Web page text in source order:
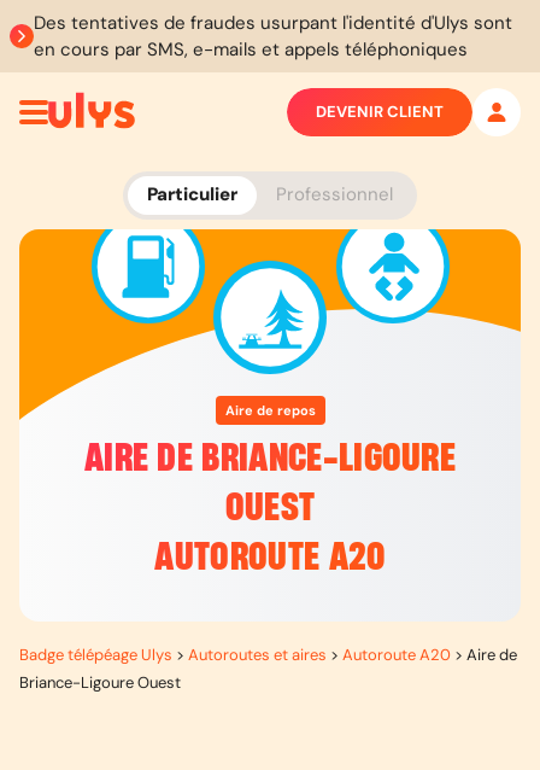
Des tentatives de fraudes usurpant l'identité d'Ulys sont
en cours par SMS, e-mails et appels téléphoniques
Particulier Professionnel
DEVENIR CLIENT
Aire de repos
AIRE DE BRIANCE-LIGOURE
OUEST
AUTOROUTE A20
Badge télépéage Ulys > Autoroutes et aires > Autoroute A20 > Aire de
Briance-Ligoure Ouest